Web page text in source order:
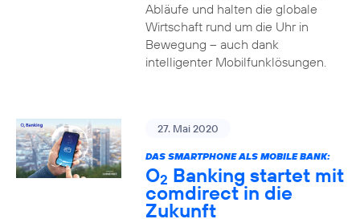
Abläufe und halten die globale
Wirtschaft rund um die Uhr in
Bewegung – auch dank
intelligenter Mobilfunklösungen.
27. Mai 2020
DAS SMARTPHONE ALS MOBILE BANK:
O2 Banking startet mit
comdirect in die
Zukunft